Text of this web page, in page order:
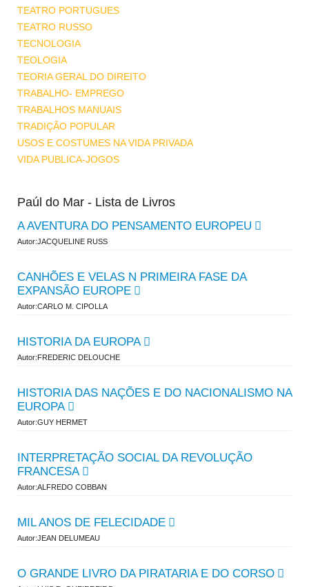
TEATRO PORTUGUES
TEATRO RUSSO
TECNOLOGIA
TEOLOGIA
TEORIA GERAL DO DIREITO
TRABALHO- EMPREGO
TRABALHOS MANUAIS
TRADIÇÃO POPULAR
USOS E COSTUMES NA VIDA PRIVADA
VIDA PUBLICA-JOGOS
Paúl do Mar - Lista de Livros
A AVENTURA DO PENSAMENTO EUROPEU
Autor:JACQUELINE RUSS
CANHÕES E VELAS N PRIMEIRA FASE DA
EXPANSÃO EUROPE
Autor:CARLO M. CIPOLLA
HISTORIA DA EUROPA
Autor:FREDERIC DELOUCHE
HISTORIA DAS NAÇÕES E DO NACIONALISMO NA
EUROPA
Autor:GUY HERMET
INTERPRETAÇÃO SOCIAL DA REVOLUÇÃO
FRANCESA
Autor:ALFREDO COBBAN
MIL ANOS DE FELECIDADE
Autor:JEAN DELUMEAU
O GRANDE LIVRO DA PIRATARIA E DO CORSO